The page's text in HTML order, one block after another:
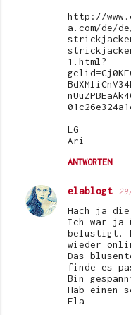
http://
a.com/de/
1.html?
LG
Ari
ANTWORTEN
elablogt
Hach ja die
Ich war ja
belustigt.
wieder
Das
finde es
Bin
Hab einen
Ela